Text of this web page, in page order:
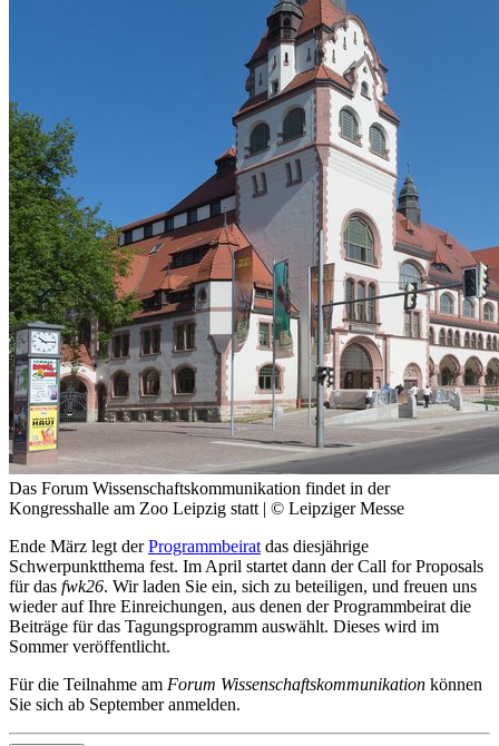
Das Forum Wissenschaftskommunikation findet in der
Kongresshalle am Zoo Leipzig statt | © Leipziger Messe
Ende März legt derProgrammbeirat das diesjährige
Schwerpunktthema fest. Im April startet dann der Call for Proposals
für das fwk26. Wir laden Sie ein, sich zu beteiligen, und freuen uns
wieder auf Ihre Einreichungen, aus denen der Programmbeirat die
Beiträge für das Tagungsprogramm auswählt. Dieses wird im
Sommer veröffentlicht.
Für die Teilnahme am Forum Wissenschaftskommunikation können
Sie sich ab September anmelden.